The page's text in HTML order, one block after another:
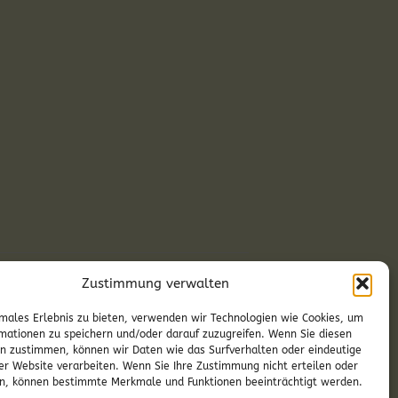
Zustimmung verwalten
Erlebnis zu bieten, verwenden wir Technologien wie Cookies, um
zu speichern und/oder darauf zuzugreifen. Wenn Sie diesen
zustimmen, können wir Daten wie das Surfverhalten oder eindeutige
Website verarbeiten. Wenn Sie Ihre Zustimmung nicht erteilen oder
können bestimmte Merkmale und Funktionen beeinträchtigt werden.